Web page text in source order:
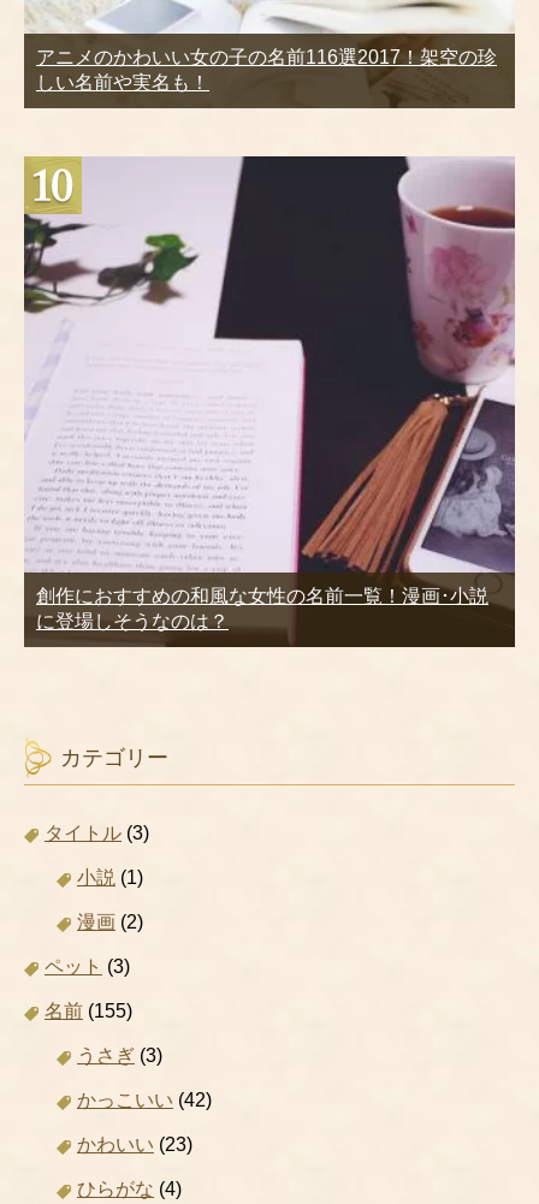
アニメのかわいい女の子の名前116選2017！架空の珍
しい名前や実名も！
創作におすすめの和風な女性の名前一覧！漫画･小説
に登場しそうなのは？
カテゴリー
タイトル (3)
小説 (1)
漫画 (2)
ペット (3)
名前 (155)
うさぎ (3)
かっこいい (42)
かわいい (23)
ひらがな (4)